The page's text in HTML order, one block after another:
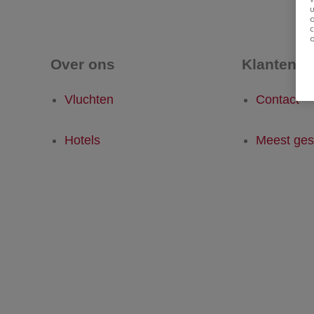
Over ons
Vluchten
Hotels
Contact
Meest